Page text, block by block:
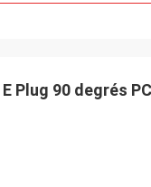
E Plug 90 degrés